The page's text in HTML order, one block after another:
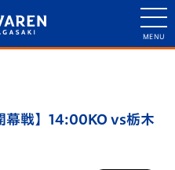
幕戦】14:00KO vs栃木